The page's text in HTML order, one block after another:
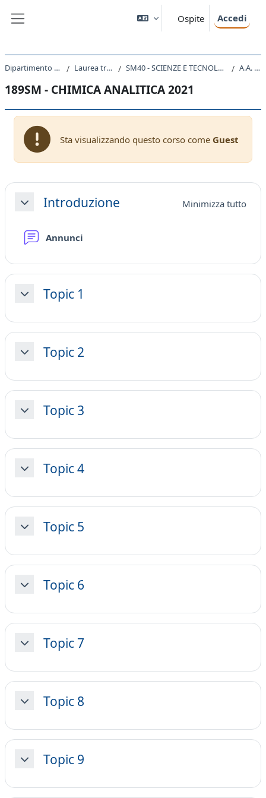
Ospite Accedi
Dipartimento di Scienze della Vita Laurea triennale (DM270) SM40 - SCIENZE E TECNOLOGIE PER L'AMBIENTE E LA NATURA A.A. 2021 - 2022
189SM - CHIMICA ANALITICA 2021
Sta visualizzando questo corso come Guest
Schema della sezione
MinimizzaIntroduzione Minimizza tutto
Annunci
MinimizzaTopic 1
MinimizzaTopic 2
MinimizzaTopic 3
MinimizzaTopic 4
MinimizzaTopic 5
MinimizzaTopic 6
MinimizzaTopic 7
MinimizzaTopic 8
MinimizzaTopic 9